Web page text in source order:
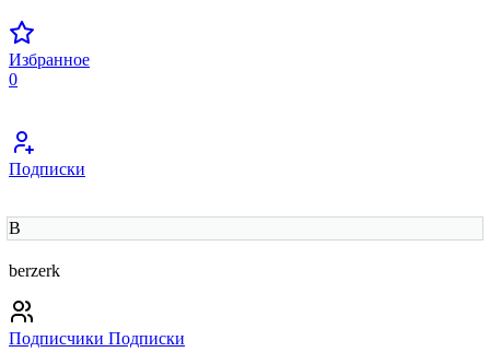
Избранное
0
Подписки
B
berzerk
Подписчики Подписки